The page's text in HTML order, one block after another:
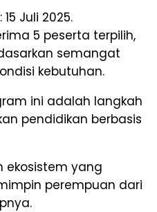
Juli 2025.
5 peserta terpilih,
semangat
kebutuhan.
ini adalah langkah
pendidikan berbasis
ekosistem yang
perempuan dari